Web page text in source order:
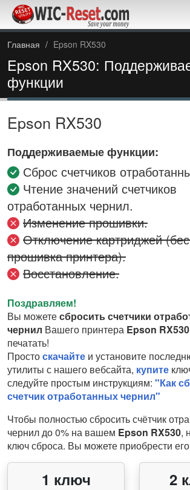
Главная Epson RX530
Epson RX530:
функции
Epson RX530
Поддерживаемые функции:
Сброс счетчиков
Чтение значений счетчиков
отработанных чернил.
Изменение прошивки.
Отключение картриджей
прошивка принтера).
Восстановление.
Поздравляем!
Вы можетесбросить счетчики
чернил Вашего принтера Epson RX530
печатать!
Простоскачайте и установите
утилиты с нашего вебсайта, купите
следуйте простым инструкциям: "Как
счетчик отработанных чернил"
Чтобы полностью сбросить счётчик
чернил до 0% на вашем Epson RX530,
ключ сброса. Вы можете приобрести
1 ключ 2